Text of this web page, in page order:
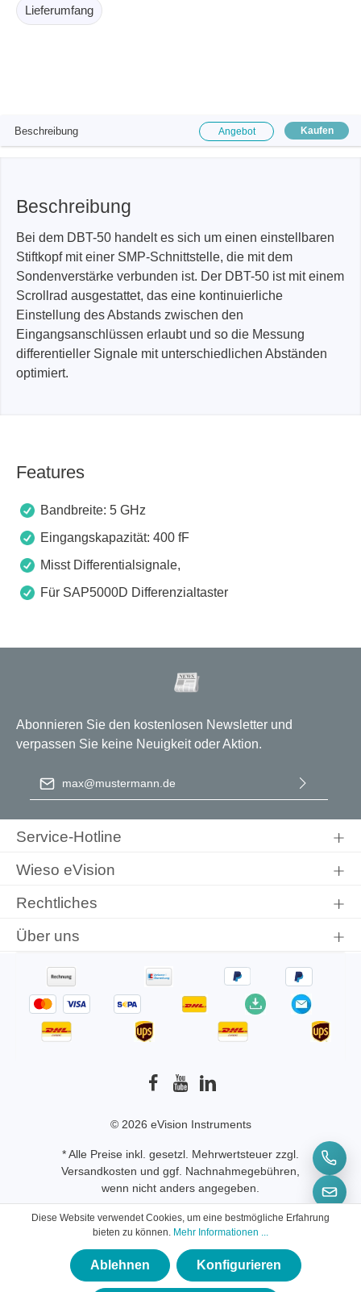
Lieferumfang
Beschreibung Angebot Kaufen
Beschreibung
Bei dem DBT-50 handelt es sich um einen einstellbaren
Stiftkopf mit einer SMP-Schnittstelle, die mit dem
Sondenverstärke verbunden ist. Der DBT-50 ist mit einem
Scrollrad ausgestattet, das eine kontinuierliche
Einstellung des Abstands zwischen den
Eingangsanschlüssen erlaubt und so die Messung
differentieller Signale mit unterschiedlichen Abständen
optimiert.
Features
Bandbreite: 5 GHz
Eingangskapazität: 400 fF
Misst Differentialsignale,
Für SAP5000D Differenzialtaster
Abonnieren Sie den kostenlosen Newsletter und
verpassen Sie keine Neuigkeit oder Aktion.
E-Mail-Adresse
einverstanden.
Service-Hotline
Wieso eVision
Rechtliches
Über uns
© 2026 eVision Instruments
* Alle Preise inkl. gesetzl. Mehrwertsteuer zzgl.
Versandkosten und ggf. Nachnahmegebühren,
wenn nicht anders angegeben.
Diese Website verwendet Cookies, um eine bestmögliche Erfahrung
bieten zu können. Mehr Informationen ...
Ablehnen Konfigurieren